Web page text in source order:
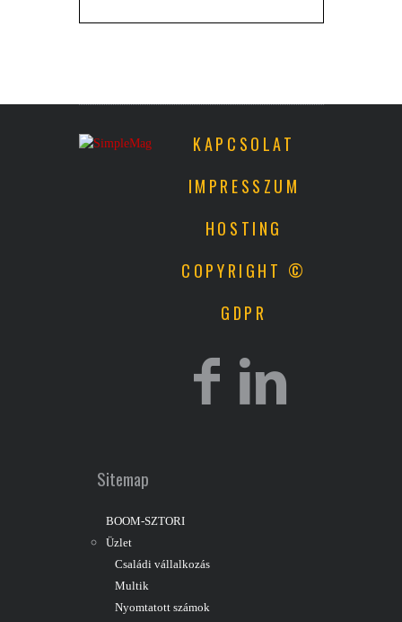
KAPCSOLAT
IMPRESSZUM
HOSTING
COPYRIGHT ©
GDPR
Sitemap
BOOM-SZTORI
Üzlet
Családi vállalkozás
Multik
Nyomtatott számok